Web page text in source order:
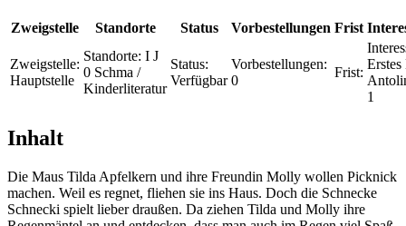
Zweigstelle Standorte Status Vorbestellungen Frist
Zweigstelle:
Hauptstelle
Standorte: I J
0 Schma /
Kinderliteratur
Status:
Verfügbar
Vorbestellungen:
0
Frist:
Erstes
1
Inhalt
Die Maus Tilda Apfelkern und ihre Freundin Molly wollen Picknick
machen. Weil es regnet, fliehen sie ins Haus. Doch die Schnecke
Schnecki spielt lieber draußen. Da ziehen Tilda und Molly ihre